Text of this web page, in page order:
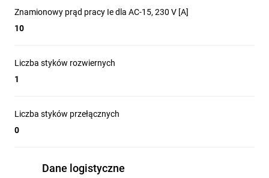
Znamionowy prąd pracy Ie dla AC-15, 230 V [A]
10
Liczba styków rozwiernych
1
Liczba styków przełącznych
0
Dane logistyczne